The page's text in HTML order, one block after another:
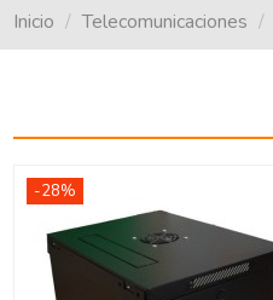
Inicio Telecomunicaciones
-28%